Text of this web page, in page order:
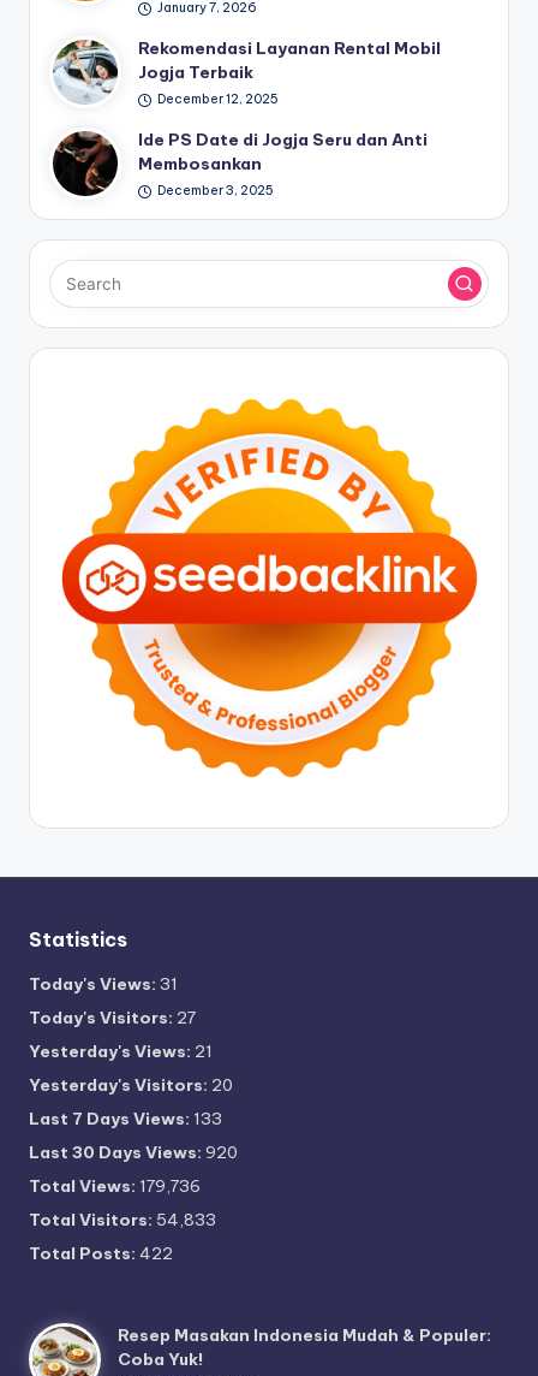
January 7, 2026
Rekomendasi Layanan Rental Mobil
Jogja Terbaik
December 12, 2025
Ide PS Date di Jogja Seru dan Anti
Membosankan
December 3, 2025
Statistics
Today's Views: 31
Today's Visitors: 27
Yesterday's Views: 21
Yesterday's Visitors: 20
Last 7 Days Views: 133
Last 30 Days Views: 920
Total Views: 179,736
Total Visitors: 54,833
Total Posts: 422
Resep Masakan Indonesia Mudah & Populer:
Coba Yuk!